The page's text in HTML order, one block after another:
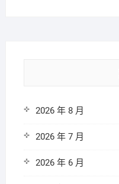
2026 年 8 月
2026 年 7 月
2026 年 6 月